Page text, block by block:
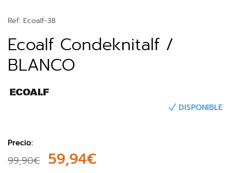
Ref: Ecoalf-38
Ecoalf Condeknitalf /
BLANCO
DISPONIBLE
Precio:
99,90€ 59,94€